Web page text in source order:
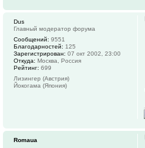
Dus
Главный модератор форума
Сообщений: 9551
Благодарностей: 125
Зарегистрирован: 07 окт 2002, 23:00
Откуда: Москва, Россия
Рейтинг: 699
Лизингер (Австрия)
Йокогама (Япония)
Romaua